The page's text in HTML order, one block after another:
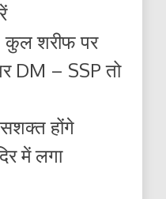
, कुल शरीफ पर
DM – SSP तो
होंगे
में लगा